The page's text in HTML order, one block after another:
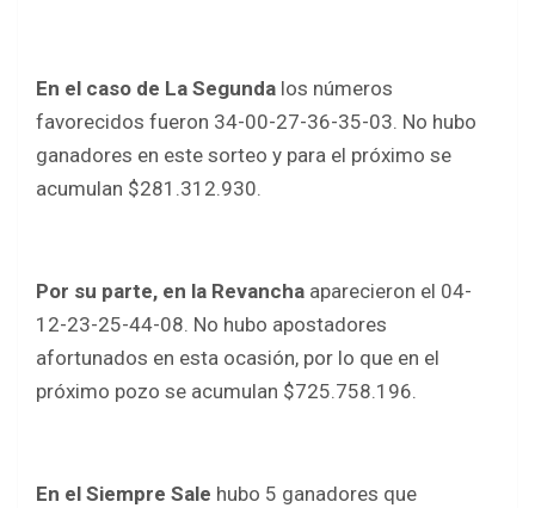
En el caso de La Segunda los números
favorecidos fueron 34-00-27-36-35-03. No hubo
ganadores en este sorteo y para el próximo se
acumulan $281.312.930.
Por su parte, en la Revancha aparecieron el 04-
12-23-25-44-08. No hubo apostadores
afortunados en esta ocasión, por lo que en el
próximo pozo se acumulan $725.758.196.
En el Siempre Sale hubo 5 ganadores que